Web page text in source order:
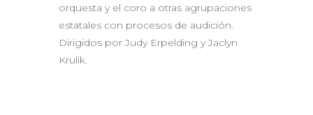
orquesta y el coro a otras agrupaciones
estatales con procesos de audición.
Dirigidos por Judy Erpelding y Jaclyn
Krulik.